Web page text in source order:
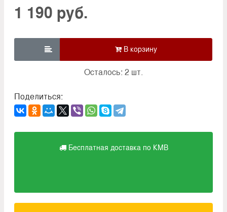
1 190 руб.

Осталось: 2 шт.
Поделиться:
Бесплатная доставка по КМВ